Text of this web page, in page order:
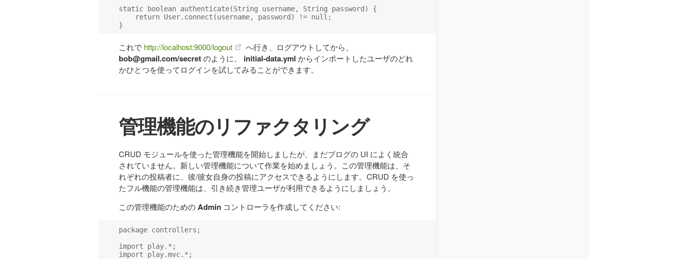
static boolean authenticate(String username, String password) {
    return User.connect(username, password) != null;
これで http://localhost:9000/logout へ行き、ログアウトしてから、
bob@gmail.com/secretのように、 initial-data.yml からインポートしたユーザのどれ
かひとつを使ってログインを試してみることができます。
管理機能のリファクタリング
CRUD モジュールを使った管理機能を開始しましたが、まだブログの UI によく統合
されていません。新しい管理機能について作業を始めましょう。この管理機能は、そ
れぞれの投稿者に、彼/彼女自身の投稿にアクセスできるようにします。CRUD を使っ
たフル機能の管理機能は、引き続き管理ユーザが利用できるようにしましょう。
この管理機能のためのAdmin コントローラを作成してください:
package controllers;
import play.*;
import play.mvc.*;